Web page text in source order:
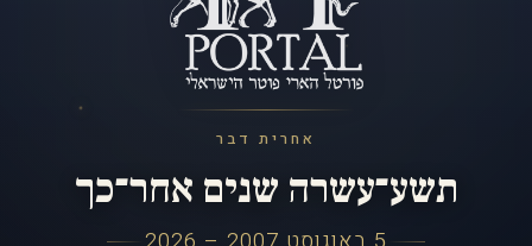
אחרית דבר
תשע־עשרה שנים אחר־כך